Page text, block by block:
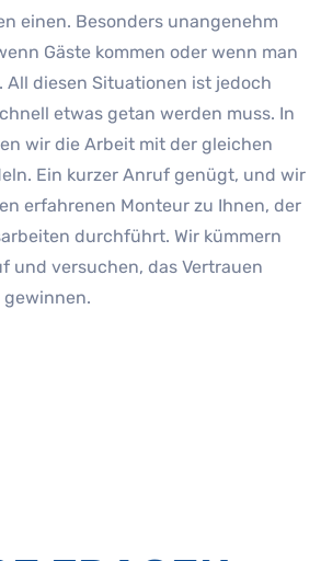
einen. Besonders unangenehm
Gäste kommen oder wenn man
All diesen Situationen ist jedoch
etwas getan werden muss. In
wir die Arbeit mit der gleichen
Ein kurzer Anruf genügt, und wir
erfahrenen Monteur zu Ihnen, der
durchführt. Wir kümmern
und versuchen, das Vertrauen
gewinnen.